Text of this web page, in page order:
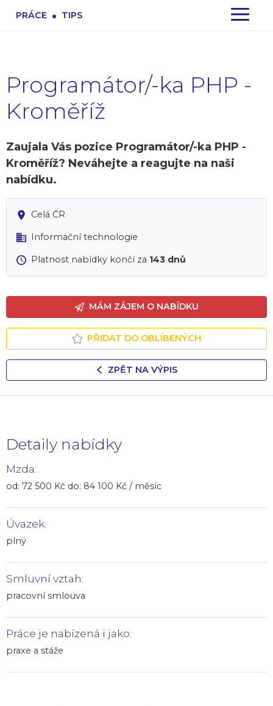
PRÁCE . TIPS
Programátor/-ka PHP -
Kroměříž
Zaujala Vás pozice Programátor/-ka PHP -
Kroměříž? Neváhejte a reagujte na naši
nabídku.
Celá ČR
Informační technologie
Platnost nabídky končí za 143 dnů
MÁM ZÁJEM O NABÍDKU
PŘIDAT DO OBLÍBENÝCH
ZPĚT NA VÝPIS
Detaily nabídky
Mzda:
od: 72 500 Kč do: 84 100 Kč / měsíc
Úvazek:
plný
Smluvní vztah:
pracovní smlouva
Práce je nabízená i jako:
praxe a stáže